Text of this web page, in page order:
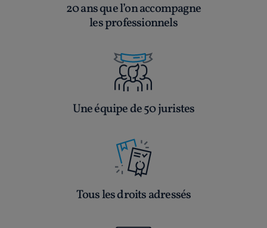
20 ans que l’on accompagne
les professionnels
Une équipe de 50 juristes
Tous les droits adressés